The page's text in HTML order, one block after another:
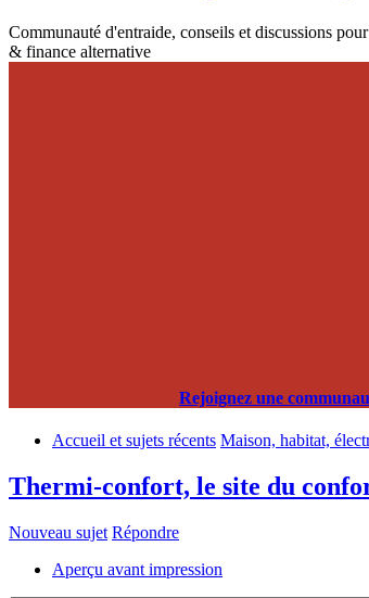
Communauté d'entraide, conseils et discussions
& finance alternative
Rejoignez une
Accueil et sujets récents Maison, habitat,
Thermi-confort, le site du
Nouveau sujet Répondre
Aperçu avant impression